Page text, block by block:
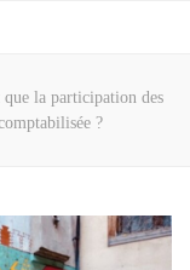
la participation des
?